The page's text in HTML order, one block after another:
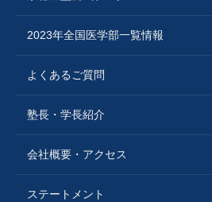
2023年全国医学部一覧情報
よくあるご質問
塾長・学長紹介
会社概要・アクセス
ステートメント